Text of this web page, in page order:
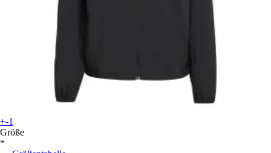
+-1
Größe
*